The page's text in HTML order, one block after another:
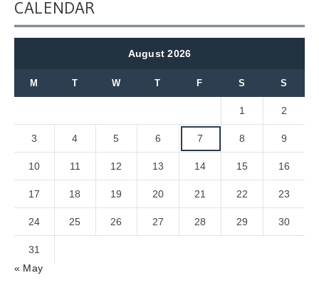
CALENDAR
August 2026
M T W T F S S
1 2
3 4 5 6 7 8 9
10 11 12 13 14 15 16
17 18 19 20 21 22 23
24 25 26 27 28 29 30
31
« May